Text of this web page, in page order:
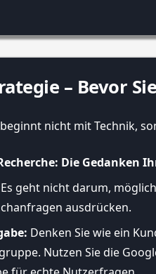
– Bevor
beginnt nicht mit Technik,
Die Gedanken
Es geht nicht darum,
ausdrücken.
Denken Sie wie ein
Nutzen Sie die